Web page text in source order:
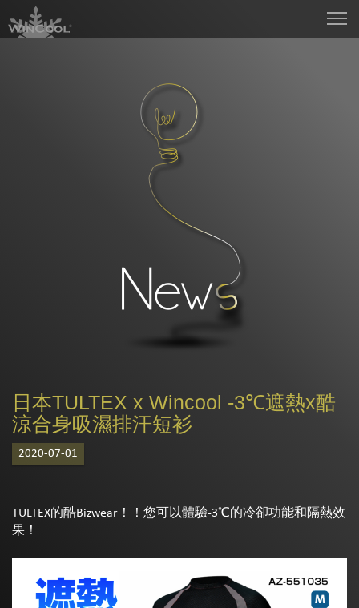
日本TULTEX x Wincool -3℃遮熱x酷
涼合身吸濕排汗短衫
2020-07-01
TULTEX的酷Bizwear！！您可以體驗-3℃的冷卻功能和隔熱效
果！